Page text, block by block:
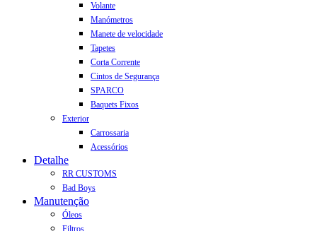
Volante
Manómetros
Manete de velocidade
Tapetes
Corta Corrente
Cintos de Segurança
SPARCO
Baquets Fixos
Exterior
Carrossaria
Acessórios
Detalhe
RR CUSTOMS
Bad Boys
Manutenção
Óleos
Filtros